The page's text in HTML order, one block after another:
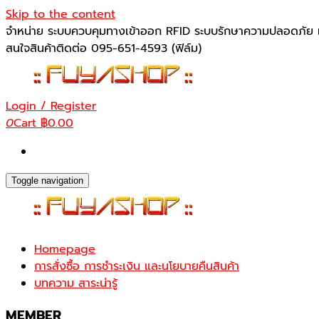
Skip to the content
จำหน่าย ระบบควบคุมทางเข้าออก RFID ระบบรักษาความปลอดภัย
สนใจสินค้าติดต่อ 095-651-4593 (ฟิล์ม)
Login / Register
0Cart฿0.00
Toggle navigation
Homepage
การสั่งซื้อ การชำระเงิน และนโยบายคืนสินค้า
บทความ สาระน่ารู้